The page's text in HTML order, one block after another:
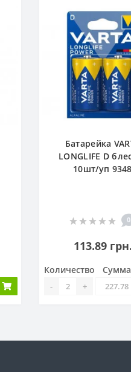
Батарейка
LONGLIFE D
10шт/уп 9348
0
113.89 грн.
Количество
- +
Сумма